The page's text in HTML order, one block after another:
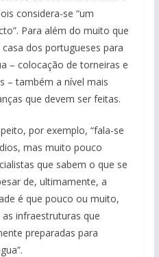
considera-se “um
Para além do muito que
dos portugueses para
– colocação de torneiras e
– também a nível mais
que devem ser feitas.
por exemplo, “fala-se
mas muito pouco
que sabem o que se
de, ultimamente, a
é que pouco ou muito,
infraestruturas que
preparadas para